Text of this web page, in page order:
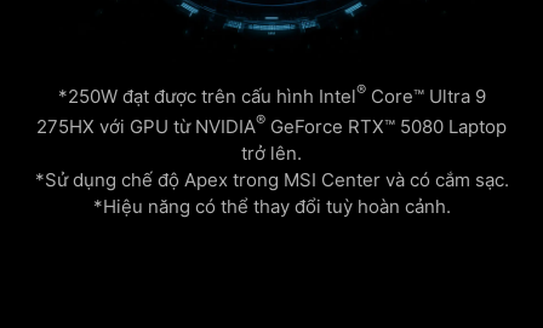
*250W đạt được trên cấu hình Intel®Core™ Ultra 9
275HX với GPU từ NVIDIA® GeForce RTX™ 5080 Laptop
trở lên.
*Sử dụng chế độ Apex trong MSI Center và có cắm sạc.
*Hiệu năng có thể thay đổi tuỳ hoàn cảnh.